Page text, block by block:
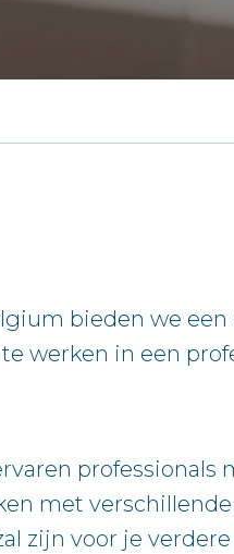
bieden we
werken in een
professionals
met
zijn voor je